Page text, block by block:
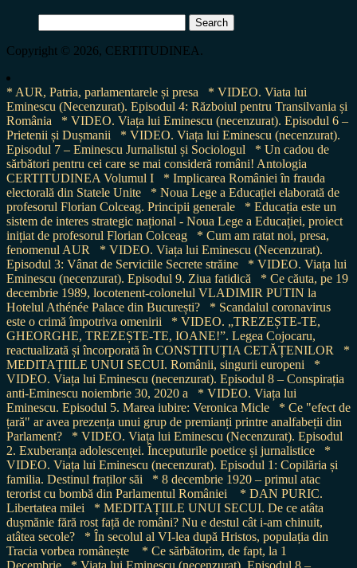
for:
Copyright © 2026, CERTITUDINEA.
* AUR, Patria, parlamentarele și presa
* VIDEO. Viata lui
Eminescu (Necenzurat). Episodul 4: Războiul pentru Transilvania și
România
* VIDEO. Viața lui Eminescu (necenzurat). Episodul 6 –
Prietenii și Dușmanii
* VIDEO. Viața lui Eminescu (necenzurat).
Episodul 7 – Eminescu Jurnalistul și Sociologul
* Un cadou de
sărbători pentru cei care se mai consideră români! Antologia
CERTITUDINEA Volumul I
* Implicarea României în frauda
electorală din Statele Unite
* Noua Lege a Educației elaborată de
profesorul Florian Colceag. Principii generale
* Educația este un
sistem de interes strategic național - Noua Lege a Educației, proiect
inițiat de profesorul Florian Colceag
* Cum am ratat noi, presa,
fenomenul AUR
* VIDEO. Viața lui Eminescu (Necenzurat).
Episodul 3: Vânat de Serviciile Secrete străine
* VIDEO. Viața lui
Eminescu (necenzurat). Episodul 9. Ziua fatidică
* Ce căuta, pe 19
decembrie 1989, locotenent-colonelul VLADIMIR PUTIN la
Hotelul Athénée Palace din București?
* Scandalul coronavirus
este o crimă împotriva omenirii
* VIDEO. „TREZEȘTE-TE,
GHEORGHE, TREZEȘTE-TE, IOANE!”. Legea Cojocaru,
reactualizată și încorporată în CONSTITUȚIA CETĂȚENILOR
*
MEDITAȚIILE UNUI SECUI. Românii, singurii europeni
*
VIDEO. Viața lui Eminescu (necenzurat). Episodul 8 – Conspirația
anti-Eminescu noiembrie 30, 2020 a
* VIDEO. Viața lui
Eminescu. Episodul 5. Marea iubire: Veronica Micle
* Ce "efect de
țară" ar avea prezența unui grup de premianți printre analfabeții din
Parlament?
* VIDEO. Viața lui Eminescu (Necenzurat). Episodul
2. Exuberanța adolescenței. Începuturile poetice și jurnalistice
*
VIDEO. Viața lui Eminescu (necenzurat). Episodul 1: Copilăria și
familia. Destinul fraților săi
* 8 decembrie 1920 – primul atac
terorist cu bombă din Parlamentul României
* DAN PURIC.
Libertatea milei
* MEDITAȚIILE UNUI SECUI. De ce atâta
dușmănie fără rost față de români? Nu e destul cât i-am chinuit,
atâtea secole?
* În secolul al VI-lea după Hristos, populația din
Tracia vorbea românește
* Ce sărbătorim, de fapt, la 1